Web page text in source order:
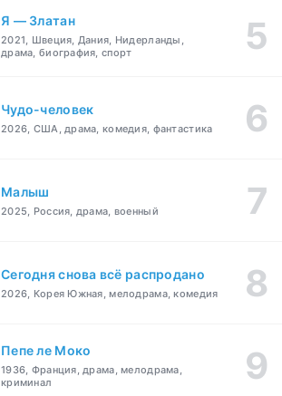
Я — Златан
2021, Швеция, Дания, Нидерланды,
драма, биография, спорт
Чудо-человек
2026, США, драма, комедия, фантастика
Малыш
2025, Россия, драма, военный
Сегодня снова всё распродано
2026, Корея Южная, мелодрама, комедия
Пепе ле Моко
1936, Франция, драма, мелодрама,
криминал